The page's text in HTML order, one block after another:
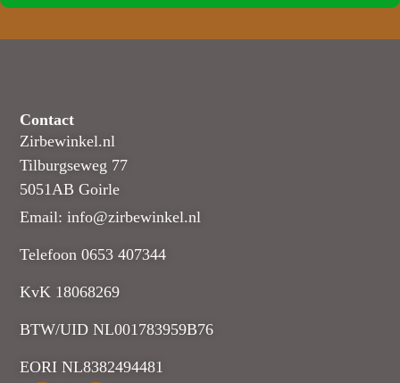
Contact
Zirbewinkel.nl
Tilburgseweg 77
5051AB Goirle
Email: info@zirbewinkel.nl
Telefoon 0653 407344
KvK 18068269
BTW/UID NL001783959B76
EORI NL8382494481